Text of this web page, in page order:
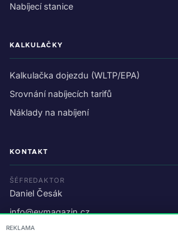
Nabíjecí stanice
KALKULAČKY
Kalkulačka dojezdu (WLTP/EPA)
Srovnání nabíjecích tarifů
Náklady na nabíjení
KONTAKT
ŠÉFREDAKTOR
Daniel Česák
info@evmagazin.cz
O nás
REKLAMA